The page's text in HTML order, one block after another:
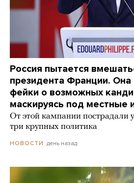
Россия пытается
президента Франции. Она
фейки о возможных
маскируясь под местные
От этой кампании
три крупных политика
НОВОСТИ день назад